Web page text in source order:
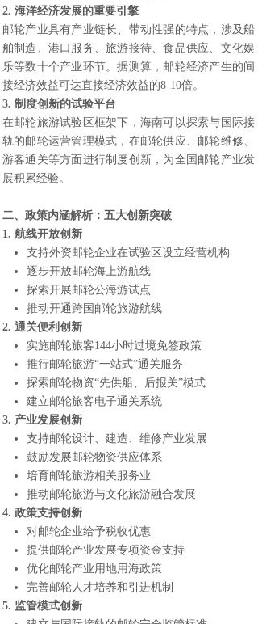
2. 海洋经济发展的重要引擎
邮轮产业具有产业链长、带动性强的特点，涉及船
舶制造、港口服务、旅游接待、食品供应、文化娱
乐等数十个产业环节。据测算，邮轮经济产生的间
接经济效益可达直接经济效益的8-10倍。
3. 制度创新的试验平台
在邮轮旅游试验区框架下，海南可以探索与国际接
轨的邮轮运营管理模式，在邮轮供应、邮轮维修、
游客通关等方面进行制度创新，为全国邮轮产业发
展积累经验。
二、政策内涵解析：五大创新突破
1. 航线开放创新
支持外资邮轮企业在试验区设立经营机构
逐步开放邮轮海上游航线
探索开展邮轮公海游试点
推动开通跨国邮轮旅游航线
2. 通关便利创新
实施邮轮旅客144小时过境免签政策
推行邮轮旅游“一站式”通关服务
探索邮轮物资“先供船、后报关”模式
建立邮轮旅客电子通关系统
3. 产业发展创新
支持邮轮设计、建造、维修产业发展
鼓励发展邮轮物资供应体系
培育邮轮旅游相关服务业
推动邮轮旅游与文化旅游融合发展
4. 政策支持创新
对邮轮企业给予税收优惠
提供邮轮产业发展专项资金支持
优化邮轮产业用地用海政策
完善邮轮人才培养和引进机制
5. 监管模式创新